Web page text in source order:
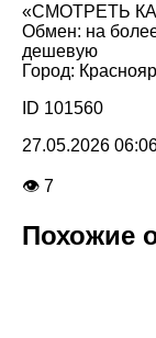
«СМОТРЕТЬ
Обмен: на
дешевую
Город:
ID 101560
27.05.2026
👁 7
Похожие